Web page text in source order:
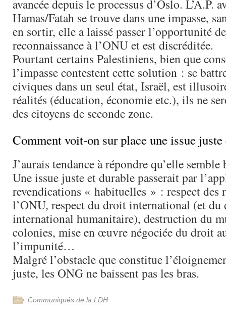
avancée depuis le processus d’Oslo. L’A.P.
Hamas/Fatah se trouve dans une impasse,
en sortir, elle a laissé passer l’opportunité
reconnaissance à l’ONU et est discréditée.
Pourtant certains Palestiniens, bien que
l’impasse contestent cette solution : se
civiques dans un seul état, Israël, est
réalités (éducation, économie etc.), ils ne
des citoyens de seconde zone.
Comment voit-on sur place une issue
J’aurais tendance à répondre qu’elle
Une issue juste et durable passerait par
revendications « habituelles » : respect des
l’ONU, respect du droit international (et du
international humanitaire), destruction du
colonies, mise en œuvre négociée du droit
l’impunité…
Malgré l’obstacle que constitue
juste, les ONG ne baissent pas les bras.
Communiqués de la LDH